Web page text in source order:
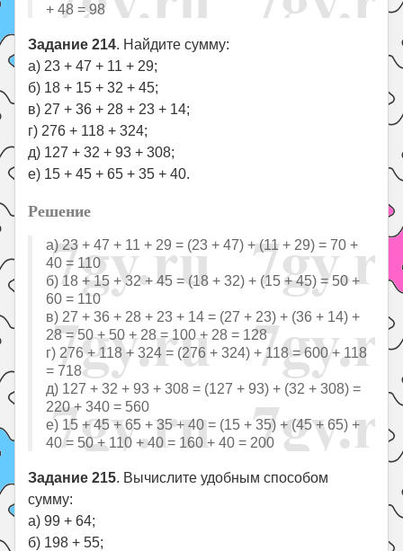
+ 48 = 98
Задание 214. Найдите сумму:
а) 23 + 47 + 11 + 29;
б) 18 + 15 + 32 + 45;
в) 27 + 36 + 28 + 23 + 14;
г) 276 + 118 + 324;
д) 127 + 32 + 93 + 308;
е) 15 + 45 + 65 + 35 + 40.
Решение
а) 23 + 47 + 11 + 29 = (23 + 47) + (11 + 29) = 70 +
40 = 110
б) 18 + 15 + 32 + 45 = (18 + 32) + (15 + 45) = 50 +
60 = 110
в) 27 + 36 + 28 + 23 + 14 = (27 + 23) + (36 + 14) +
28 = 50 + 50 + 28 = 100 + 28 = 128
г) 276 + 118 + 324 = (276 + 324) + 118 = 600 + 118
= 718
д) 127 + 32 + 93 + 308 = (127 + 93) + (32 + 308) =
220 + 340 = 560
е) 15 + 45 + 65 + 35 + 40 = (15 + 35) + (45 + 65) +
40 = 50 + 110 + 40 = 160 + 40 = 200
Задание 215. Вычислите удобным способом
сумму:
а) 99 + 64;
б) 198 + 55;